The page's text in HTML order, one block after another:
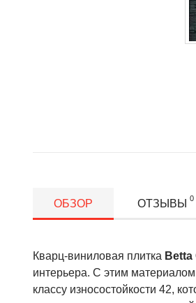
ОБЗОР ОТЗЫВЫ 0
Кварц-виниловая плитка Betta
интерьера. С этим
классу износостойкости 42,